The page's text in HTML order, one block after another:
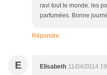
ravi tout le monde. les
parfumées. Bonne
Répondre
E Elisabeth 11/04/2014